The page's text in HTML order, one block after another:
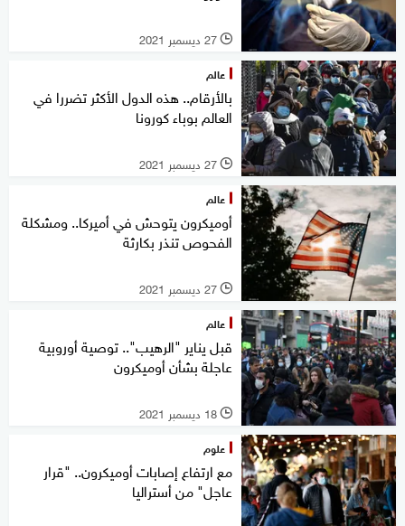
l 27 ديسمبر 2021
عالم
بالأرقام.. هذه الدول الأكثر تضررا في
العالم بوباء كورونا
l 27 ديسمبر 2021
عالم
أوميكرون يتوحش في أميركا.. ومشكلة
الفحوص تنذر بكارثة
l 27 ديسمبر 2021
عالم
قبل يناير "الرهيب".. توصية أوروبية
عاجلة بشأن أوميكرون
l 18 ديسمبر 2021
علوم
مع ارتفاع إصابات أوميكرون.. "قرار
عاجل" من أستراليا